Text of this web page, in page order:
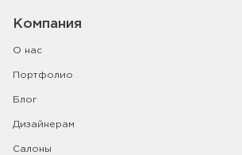
Компания
О нас
Портфолио
Блог
Дизайнерам
Салоны